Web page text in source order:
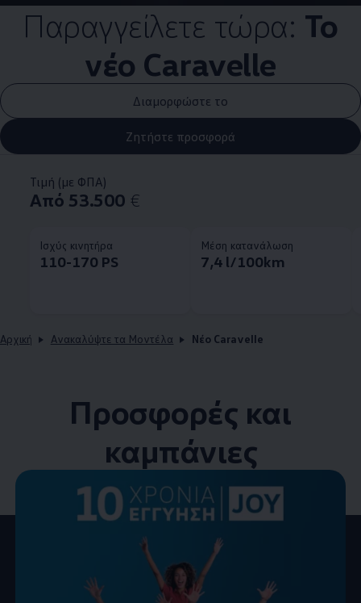
Παραγγείλετε τώρα: Το
νέο Caravelle
Διαμορφώστε το
Ζητήστε προσφορά
Τιμή (με ΦΠΑ)
Από 53.500 €
Ισχύς κινητήρα
110-170 PS
Μέση κατανάλωση
7,4 l/100km
Αρχική Ανακαλύψτε τα Μοντέλα Νέο Caravelle
Προσφορές και
καμπάνιες